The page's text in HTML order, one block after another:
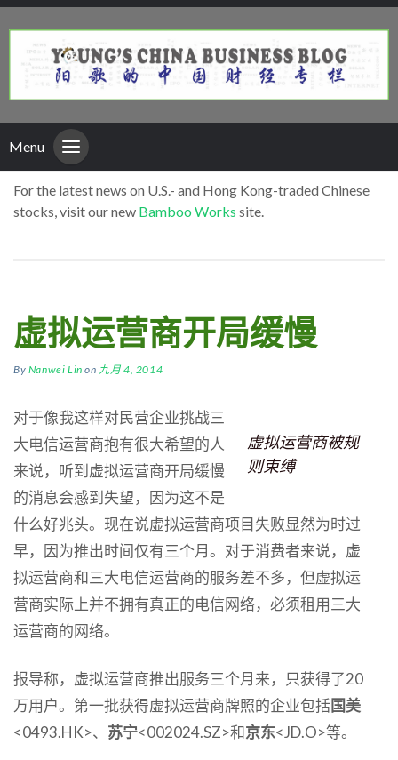
Menu
For the latest news on U.S.- and Hong Kong-traded Chinese
stocks, visit our new Bamboo Works site.
虚拟运营商开局缓慢
By Nanwei Lin on 九月 4, 2014
虚拟运营商被规
则束缚
对于像我这样对民营企业挑战三
大电信运营商抱有很大希望的人
来说，听到虚拟运营商开局缓慢
的消息会感到失望，因为这不是
什么好兆头。现在说虚拟运营商项目失败显然为时过
早，因为推出时间仅有三个月。对于消费者来说，虚
拟运营商和三大电信运营商的服务差不多，但虚拟运
营商实际上并不拥有真正的电信网络，必须租用三大
运营商的网络。
报导称，虚拟运营商推出服务三个月来，只获得了20
万用户。第一批获得虚拟运营商牌照的企业包括国美
<0493.HK>、 苏宁<002024.SZ>和京东<JD.O>等。